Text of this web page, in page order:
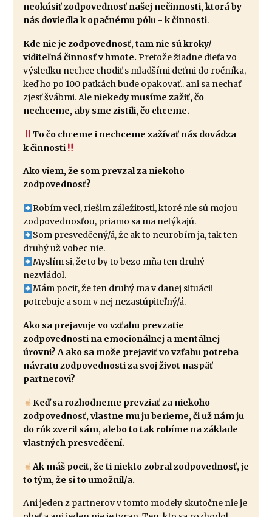
neokúsiť zodpovednosť našej nečinnosti, ktorá by
nás doviedla k opačnému pólu - k činnosti.
Kde nie je zodpovednosť, tam nie sú kroky/
viditeľná činnosť v hmote. Pretože žiadne dieťa vo
výsledku nechce chodiť s mladšími deťmi do ročníka,
keď ho po 100 paťkách bude opakovať.. ani sa nechať
zjesť švábmi. Ale niekedy musíme zažiť, čo
nechceme, aby sme zistili, čo chceme.
To čo chceme i nechceme zažívať nás dovádza
k činnosti
Ako viem, že som prevzal za niekoho
zodpovednosť?
Robím veci, riešim záležitosti, ktoré nie sú mojou
zodpovednosťou, priamo sa ma netýkajú.
Som presvedčený/á, že ak to neurobím ja, tak ten
druhý už vobec nie.
Myslím si, že to by to bezo mňa ten druhý
nezvládol.
Mám pocit, že ten druhý ma v danej situácii
potrebuje a som v nej nezastúpiteľný/á.
Ako sa prejavuje vo vzťahu prevzatie
zodpovednosti na emocionálnej a mentálnej
úrovni? A ako sa može prejaviť vo vzťahu potreba
návratu zodpovednosti za svoj život naspäť
partnerovi?
Keď sa rozhodneme prevziať za niekoho
zodpovednosť, vlastne mu ju berieme, či už nám ju
do rúk zveril sám, alebo to tak robíme na základe
vlastných presvedčení.
Ak máš pocit, že ti niekto zobral zodpovednosť, je
to tým, že si to umožnil/a.
Ani jeden z partnerov v tomto modely skutočne nie je